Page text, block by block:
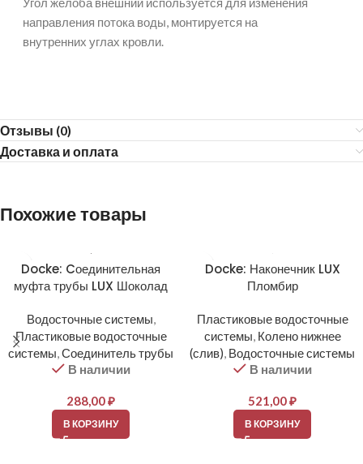
направления потока воды, монтируется на
внутренних углах кровли.
Отзывы (0)
Доставка и оплата
Похожие товары
Docke: Cоединительная
муфта трубы LUX Шоколад
Водосточные системы,
Пластиковые водосточные
системы,Соединитель трубы
В наличии
288,00₽
В КОРЗИНУ
Docke: Наконечник LUX
Пломбир
Пластиковые водосточные
системы, Колено нижнее
(слив), Водосточные системы
В наличии
521,00₽
В КОРЗИНУ